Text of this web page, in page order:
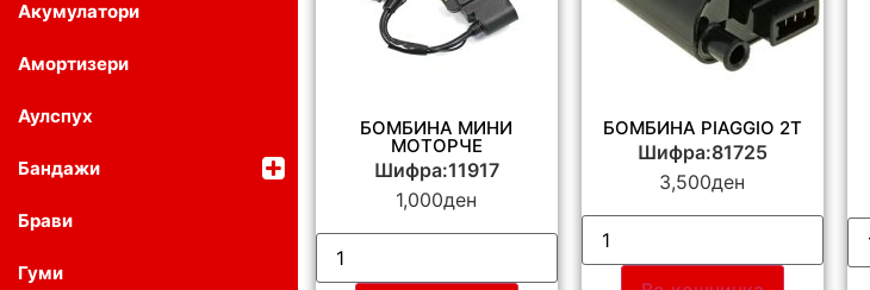
Акумулатори
Амортизери
Аулспух
Бандажи
Брави
Гуми
БОМБИНА МИНИ
МОТОРЧЕ
Шифра:11917
1,000ден
БОМБИНА PIAGGIO 2T
Шифра:81725
3,500ден